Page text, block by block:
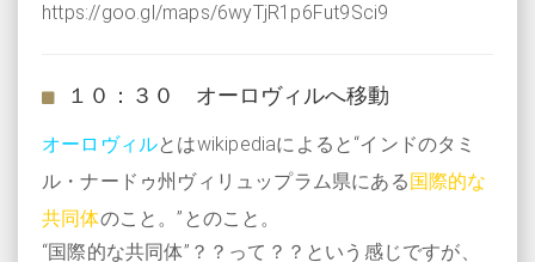
https://goo.gl/maps/6wyTjR1p6Fut9Sci9
１０：３０ オーロヴィルへ移動
オーロヴィルとはwikipediaによると“インドのタミ
ル・ナードゥ州ヴィリュップラム県にある国際的な
共同体のこと。”とのこと。
“国際的な共同体”？？って？？という感じですが、